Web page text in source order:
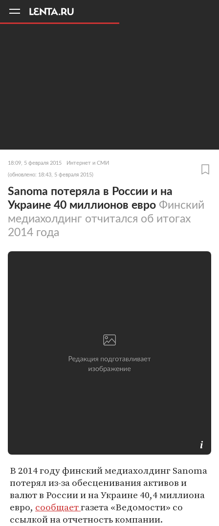
18:09, 5 февраля 2015 Интернет и СМИ
(обновлено: 18:43, 5 февраля 2015)
Sanoma потеряла в России и на
Украине 40 миллионов евро Финский
медиахолдинг отчитался об итогах
2014 года
В 2014 году финский медиахолдинг Sanoma
потерял из-за обесценивания активов и
валют в России и на Украине 40,4 миллиона
евро, сообщаетгазета «Ведомости» со
ссылкой на отчетность компании.